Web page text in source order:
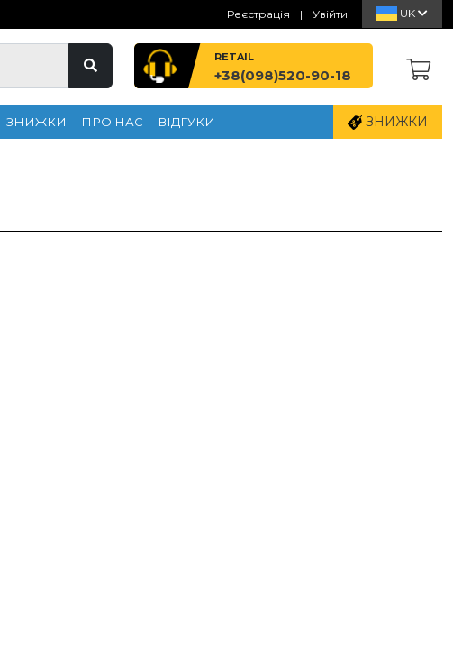
Реєстрація | Увійти UK
RETAIL
+38(098)520-90-18
ЗНИЖКИ ПРО НАС ВІДГУКИ ЗНИЖКИ